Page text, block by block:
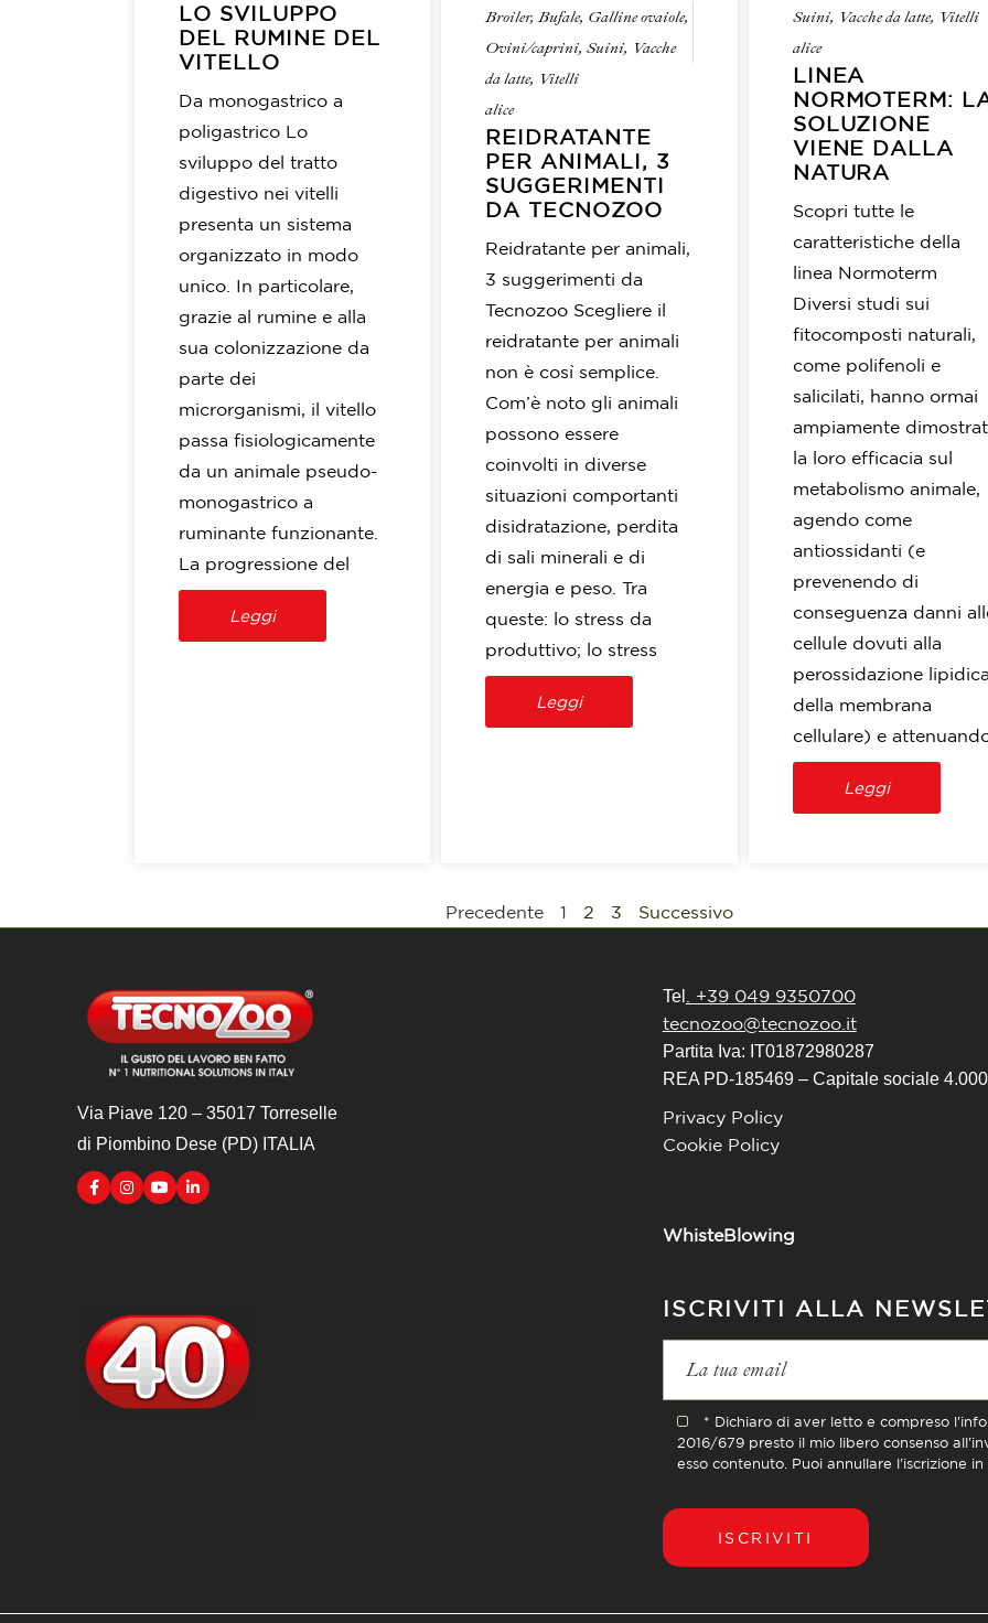
LO SVILUPPO
DEL RUMINE DEL
VITELLO
Da monogastrico a
poligastrico Lo
sviluppo del tratto
digestivo nei vitelli
presenta un sistema
organizzato in modo
unico. In particolare,
grazie al rumine e alla
sua colonizzazione da
parte dei
microrganismi, il vitello
passa fisiologicamente
da un animale pseudo-
monogastrico a
ruminante funzionante.
La progressione del
Leggi
Broiler,Bufale, Galline ovaiole,
Ovini/caprini,Suini, Vacche
da latte, Vitelli
alice
REIDRATANTE
PER ANIMALI, 3
SUGGERIMENTI
DA TECNOZOO
Reidratante per animali,
3 suggerimenti da
Tecnozoo Scegliere il
reidratante per animali
non è così semplice.
Com’è noto gli animali
possono essere
coinvolti in diverse
situazioni comportanti
disidratazione, perdita
di sali minerali e di
energia e peso. Tra
queste: lo stress da
produttivo; lo stress
Leggi
Suini, Vacche da latte, Vitelli
alice
LINEA
NORMOTERM:
SOLUZIONE
VIENE DALLA
NATURA
Scopri tutte le
caratteristiche della
linea Normoterm
Diversi studi sui
fitocomposti naturali,
come polifenoli e
salicilati, hanno ormai
ampiamente
la loro efficacia sul
metabolismo animale,
agendo come
antiossidanti (e
prevenendo di
conseguenza danni
cellule dovuti alla
perossidazione
della membrana
cellulare) e
Leggi
Precedente 1 2 3 Successivo
Via Piave 120 – 35017 Torreselle
di Piombino Dese (PD) ITALIA
Tel
. +39 049 9350700
tecnozoo@tecnozoo.it
Partita Iva: IT01872980287
REA PD-185469 – Capitale sociale
Privacy Policy
Cookie Policy
WhisteBlowing
ISCRIVITI ALLA
* Dichiaro di aver letto e compreso
2016/679 presto il mio libero consenso
esso contenuto. Puoi annullare l'iscrizione
ISCRIVITI